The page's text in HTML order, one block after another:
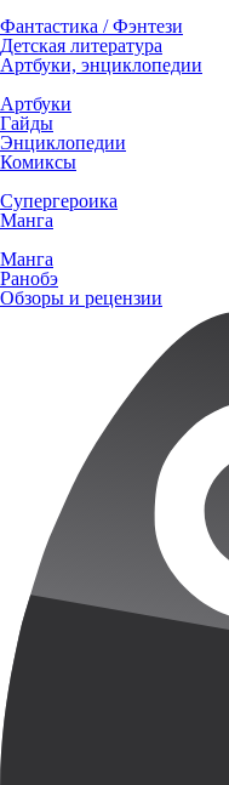
Фантастика / Фэнтези
Детская литература
Артбуки, энциклопедии
Артбуки
Гайды
Энциклопедии
Комиксы
Супергероика
Манга
Манга
Ранобэ
Обзоры и рецензии